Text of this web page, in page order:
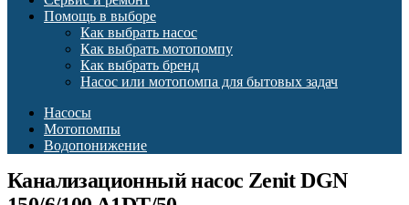
Помощь в выборе
Как выбрать насос
Как выбрать мотопомпу
Как выбрать бренд
Насос или мотопомпа для бытовых задач
Насосы
Мотопомпы
Водопонижение
Канализационный насос Zenit DGN